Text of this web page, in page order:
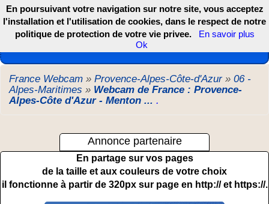
Les webcams de France, DOM TOM et COM
France Webcam » Provence-Alpes-Côte-d'Azur» 06 -
Alpes-Maritimes » Webcam de France : Provence-
Alpes-Côte d'Azur - Menton ... .
Annonce partenaire
En partage sur vos pages
de la taille et aux couleurs de votre choix
il fonctionne à partir de 320px sur page en http:// et https://.
En poursuivant votre navigation sur notre site, vous acceptez
l'installation et l'utilisation de cookies, dans le respect de notre
politique de protection de votre vie privee.
En savoir plus
Ok